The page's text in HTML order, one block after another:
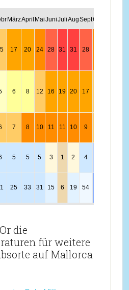
MärzApril MaiJuniJuliAugSeptOkt
17 20 24 28 31 31 28
6 8 12 16 19 20 17
7 8 10 11 11 10 9
5 5 5 3 1 2 4
25 33 31 15 6 19 54
die
für weitere
auf Mallorca